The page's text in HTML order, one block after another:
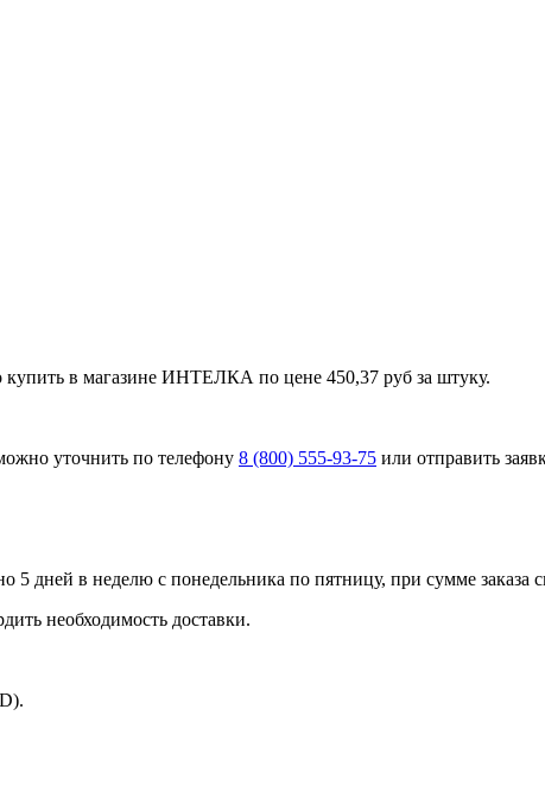
в магазине ИНТЕЛКА по цене 450,37 руб за штуку.
уточнить по телефону 8 (800) 555-93-75 или отправить
5 дней в неделю с понедельника по пятницу, при сумме заказа
необходимость доставки.